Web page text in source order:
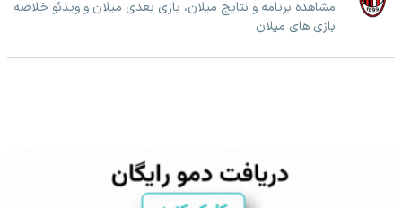
مشاهده برنامه و نتایج میلان، بازی بعدی میلان و ویدئو خلاصه
بازی های میلان